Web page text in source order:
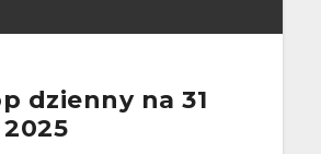
dzienny na 31